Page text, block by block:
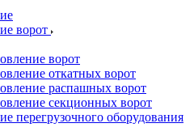
ворот
ворот
откатных ворот
распашных ворот
секционных ворот
перегрузочного оборудования